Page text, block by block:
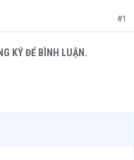
#1
KÝ ĐỂ BÌNH LUẬN.